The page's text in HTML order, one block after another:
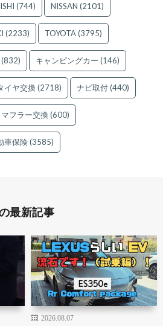
(744) NISSAN (2101)
(2233) TOYOTA(3795)
(832) キャンピングカー (146)
イヤ交換(2718) ナビ取付(440)
マフラー交換(600)
車保険(3585)
最新記事
2026.08.07